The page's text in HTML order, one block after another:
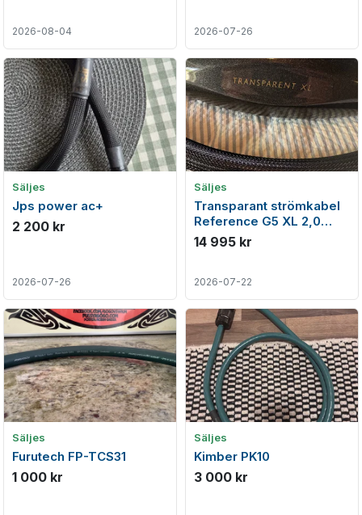
2026-08-04 2026-07-26
Säljes
Jps power ac+
2 200 kr
2026-07-26
Säljes
Transparant strömkabel
Reference G5 XL 2,0
meter
14 995 kr
2026-07-22
Säljes
Furutech FP-TCS31
1 000 kr
Säljes
Kimber PK10
3 000 kr